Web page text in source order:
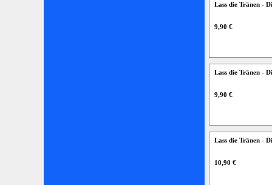
Lass die Tränen -
9,90 €
Lass die Tränen -
9,90 €
Lass die Tränen -
10,90 €